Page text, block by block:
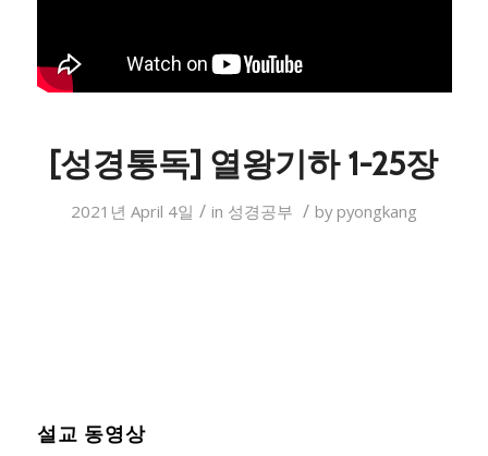
[성경통독] 열왕기하 1-25장
2021년 April 4일 / in 성경공부 / bypyongkang
설교 동영상